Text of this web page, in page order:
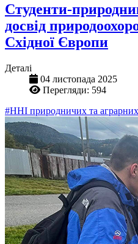
Студенти-
досвід
Східної Європи
Деталі
04 листопада 2025
Перегляди: 594
#ННІ природничих та